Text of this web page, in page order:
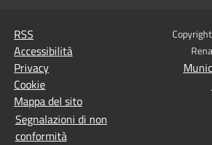
RSS
Accessibilità
Privacy
Cookie
Mappa del sito
Segnalazioni di non
conformità